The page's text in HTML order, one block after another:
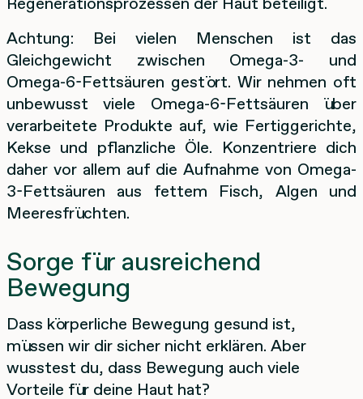
Achtung: Bei vielen Menschen ist das
Gleichgewicht zwischen Omega-3- und
Omega-6-Fettsäuren gestört. Wir nehmen oft
unbewusst viele Omega-6-Fettsäuren über
verarbeitete Produkte auf, wie Fertiggerichte,
Kekse und pflanzliche Öle. Konzentriere dich
daher vor allem auf die Aufnahme von Omega-
3-Fettsäuren aus fettem Fisch, Algen und
Meeresfrüchten.
Sorge für ausreichend
Bewegung
Dass körperliche Bewegung gesund ist,
müssen wir dir sicher nicht erklären. Aber
wusstest du, dass Bewegung auch viele
Vorteile für deine Haut hat?